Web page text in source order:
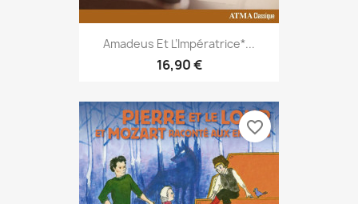
Amadeus Et L’Impératrice*...
16,90 €
favorite_border